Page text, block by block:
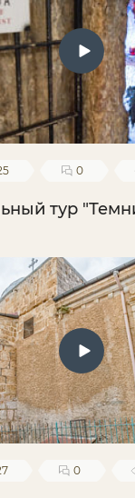
0
тур
0